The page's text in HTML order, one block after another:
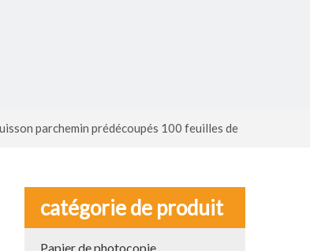
parchemin prédécoupés 100 feuilles de
catégorie de produit
Papier de photocopie